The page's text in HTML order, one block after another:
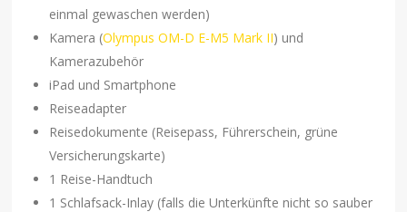
einmal gewaschen werden)
Kamera (Olympus OM-D E-M5 Mark II) und
Kamerazubehör
iPad und Smartphone
Reiseadapter
Reisedokumente (Reisepass, Führerschein, grüne
Versicherungskarte)
1 Reise-Handtuch
1 Schlafsack-Inlay (falls die Unterkünfte nicht so sauber